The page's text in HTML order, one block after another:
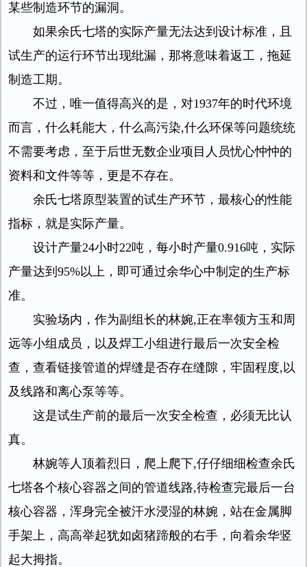
某些制造环节的漏洞。
如果余氏七塔的实际产量无法达到设计标准，且
试生产的运行环节出现纰漏，那将意味着返工，拖延
制造工期。
不过，唯一值得高兴的是，对1937年的时代环境
而言，什么耗能大，什么高污染,什么环保等问题统统
不需要考虑，至于后世无数企业项目人员忧心忡忡的
资料和文件等等，更是不存在。
余氏七塔原型装置的试生产环节，最核心的性能
指标，就是实际产量。
设计产量24小时22吨，每小时产量0.916吨，实际
产量达到95%以上，即可通过余华心中制定的生产标
准。
实验场内，作为副组长的林婉,正在率领方玉和周
远等小组成员，以及焊工小组进行最后一次安全检
查，查看链接管道的焊缝是否存在缝隙，牢固程度,以
及线路和离心泵等等。
这是试生产前的最后一次安全检查，必须无比认
真。
林婉等人顶着烈日，爬上爬下,仔仔细细检查余氏
七塔各个核心容器之间的管道线路,待检查完最后一台
核心容器，浑身完全被汗水浸湿的林婉，站在金属脚
手架上，高高举起犹如卤猪蹄般的右手，向着余华竖
起大拇指。